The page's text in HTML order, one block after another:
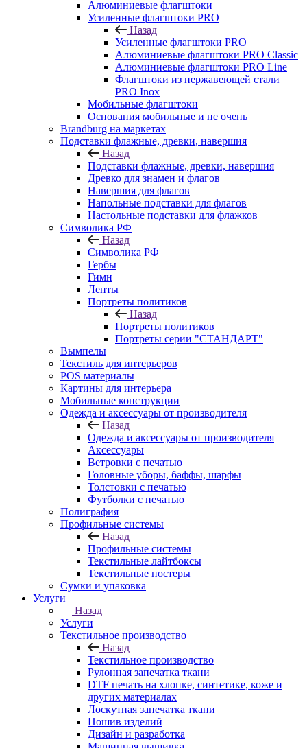
Алюминиевые флагштоки
Усиленные флагштоки PRO
Назад
Усиленные флагштоки PRO
Алюминиевые флагштоки PRO Classic
Алюминиевые флагштоки PRO Line
Флагштоки из нержавеющей стали
PRO Inox
Мобильные флагштоки
Основания мобильные и не очень
Brandburg на маркетах
Подставки флажные, древки, навершия
Назад
Подставки флажные, древки, навершия
Древко для знамен и флагов
Навершия для флагов
Напольные подставки для флагов
Настольные подставки для флажков
Символика РФ
Назад
Символика РФ
Гербы
Гимн
Ленты
Портреты политиков
Назад
Портреты политиков
Портреты серии "СТАНДАРТ"
Вымпелы
Текстиль для интерьеров
POS материалы
Картины для интерьера
Мобильные конструкции
Одежда и аксессуары от производителя
Назад
Одежда и аксессуары от производителя
Аксессуары
Ветровки с печатью
Головные уборы, баффы, шарфы
Толстовки с печатью
Футболки с печатью
Полиграфия
Профильные системы
Назад
Профильные системы
Текстильные лайтбоксы
Текстильные постеры
Сумки и упаковка
Услуги
Назад
Услуги
Текстильное производство
Назад
Текстильное производство
Рулонная запечатка ткани
DTF печать на хлопке, синтетике, коже и
других материалах
Лоскутная запечатка ткани
Пошив изделий
Дизайн и разработка